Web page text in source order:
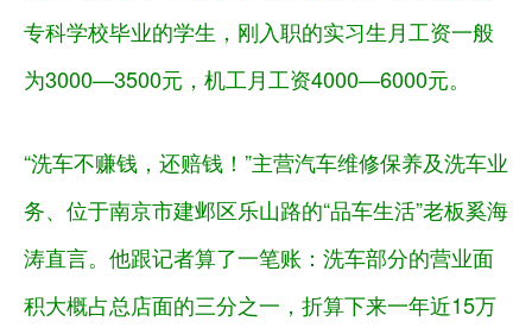
专科学校毕业的学生，刚入职的实习生月工资一般
为3000—3500元，机工月工资4000—6000元。
“洗车不赚钱，还赔钱！”主营汽车维修保养及洗车业
务、位于南京市建邺区乐山路的“品车生活”老板奚海
涛直言。他跟记者算了一笔账：洗车部分的营业面
积大概占总店面的三分之一，折算下来一年近15万